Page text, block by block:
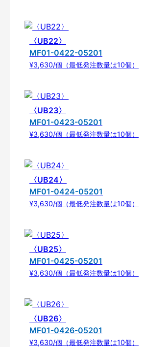
〈UB22〉
MF01-0422-05201
¥3,630/個（最低発注数量は10個）
〈UB23〉
MF01-0423-05201
¥3,630/個（最低発注数量は10個）
〈UB24〉
MF01-0424-05201
¥3,630/個（最低発注数量は10個）
〈UB25〉
MF01-0425-05201
¥3,630/個（最低発注数量は10個）
〈UB26〉
MF01-0426-05201
¥3,630/個（最低発注数量は10個）